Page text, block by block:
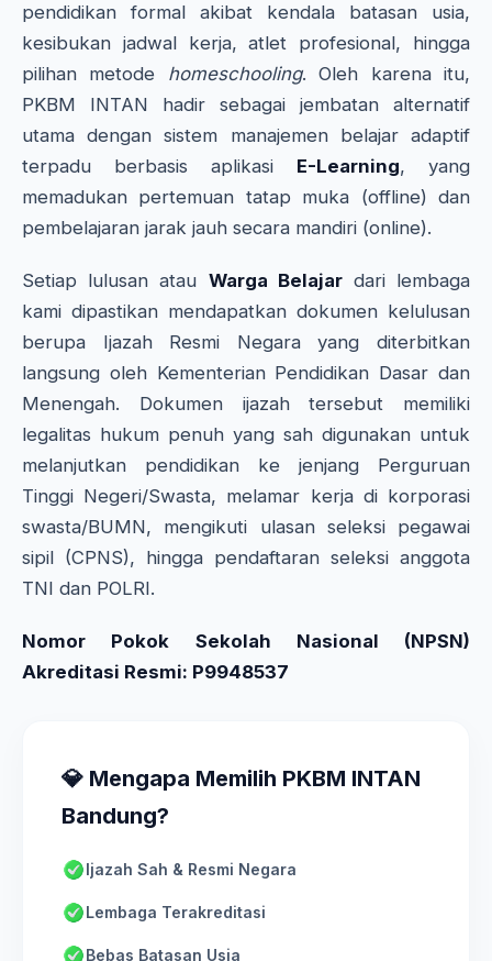
pendidikan formal akibat kendala batasan usia,
kesibukan jadwal kerja, atlet profesional, hingga
pilihan metode homeschooling. Oleh karena itu,
PKBM INTAN hadir sebagai jembatan alternatif
utama dengan sistem manajemen belajar adaptif
terpadu berbasis aplikasi E-Learning, yang
memadukan pertemuan tatap muka (offline) dan
pembelajaran jarak jauh secara mandiri (online).
Setiap lulusan atau Warga Belajardari lembaga
kami dipastikan mendapatkan dokumen kelulusan
berupa Ijazah Resmi Negara yang diterbitkan
langsung oleh Kementerian Pendidikan Dasar dan
Menengah. Dokumen ijazah tersebut memiliki
legalitas hukum penuh yang sah digunakan untuk
melanjutkan pendidikan ke jenjang Perguruan
Tinggi Negeri/Swasta, melamar kerja di korporasi
swasta/BUMN, mengikuti ulasan seleksi pegawai
sipil (CPNS), hingga pendaftaran seleksi anggota
TNI dan POLRI.
Nomor Pokok Sekolah Nasional (NPSN)
Akreditasi Resmi: P9948537
💎 Mengapa Memilih PKBM INTAN
Bandung?
Ijazah Sah & Resmi Negara
Lembaga Terakreditasi
Bebas Batasan Usia